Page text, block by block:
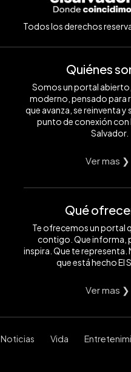
Todos los derechos
Quiénes
Somos un portal
moderno, pensado para
que avanza, se reinventa y
punto de conexión con
Salvador.
Ver mas ❯
Qué
Te ofrecemos un portal
contigo. Que informa,
inspira. Que te
que está hecho El
Ver mas ❯
Noticias Vida